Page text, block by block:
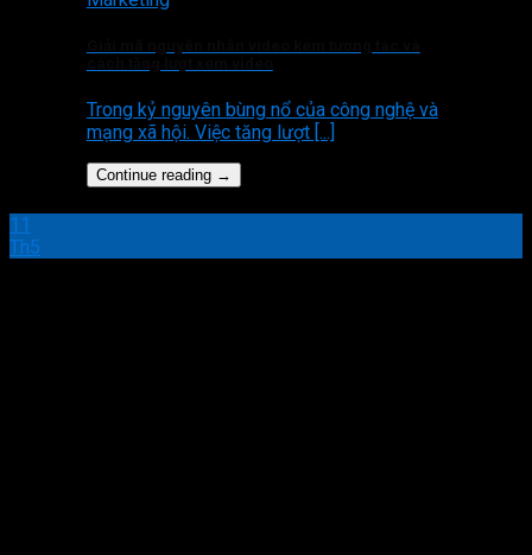
Trong kỷ nguyên bùng nổ của công nghệ và
mạng xã hội. Việc tăng lượt [...]
Continue reading →
11
Th5